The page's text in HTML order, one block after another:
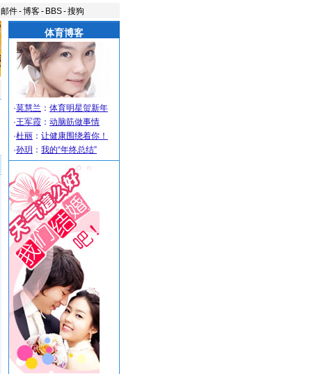
邮件-博客- BBS-搜狗
体育博客
·莫慧兰 ： 体育明星贺新年
·王军霞 ： 动脑筋做事情
·杜丽 ： 让健康围绕着你！
·孙玥 ： 我的“年终总结”